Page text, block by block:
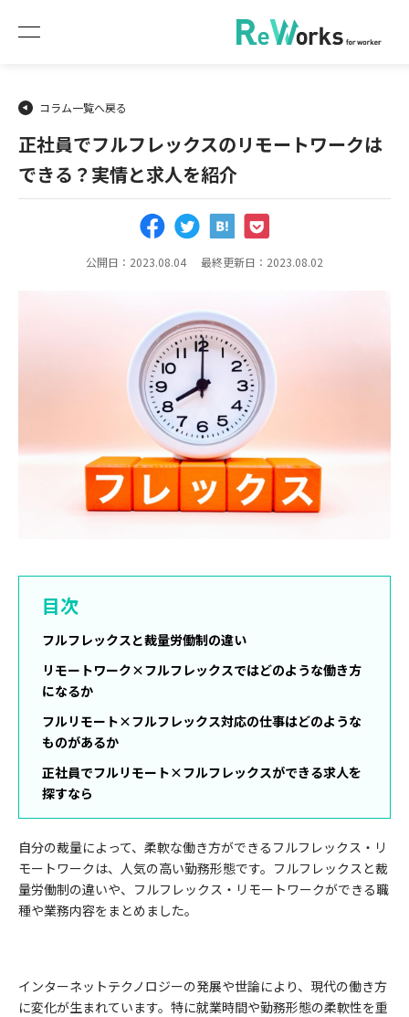
コラム一覧へ戻る
正社員でフルフレックスのリモートワークは
できる？実情と求人を紹介
公開日：2023.08.04 最終更新日：2023.08.02
目次
フルフレックスと裁量労働制の違い
リモートワーク×フルフレックスではどのような働き方
になるか
フルリモート×フルフレックス対応の仕事はどのような
ものがあるか
正社員でフルリモート×フルフレックスができる求人を
探すなら
自分の裁量によって、柔軟な働き方ができるフルフレックス・リ
モートワークは、人気の高い勤務形態です。フルフレックスと裁
量労働制の違いや、フルフレックス・リモートワークができる職
種や業務内容をまとめました。
インターネットテクノロジーの発展や世論により、現代の働き方
に変化が生まれています。特に就業時間や勤務形態の柔軟性を重